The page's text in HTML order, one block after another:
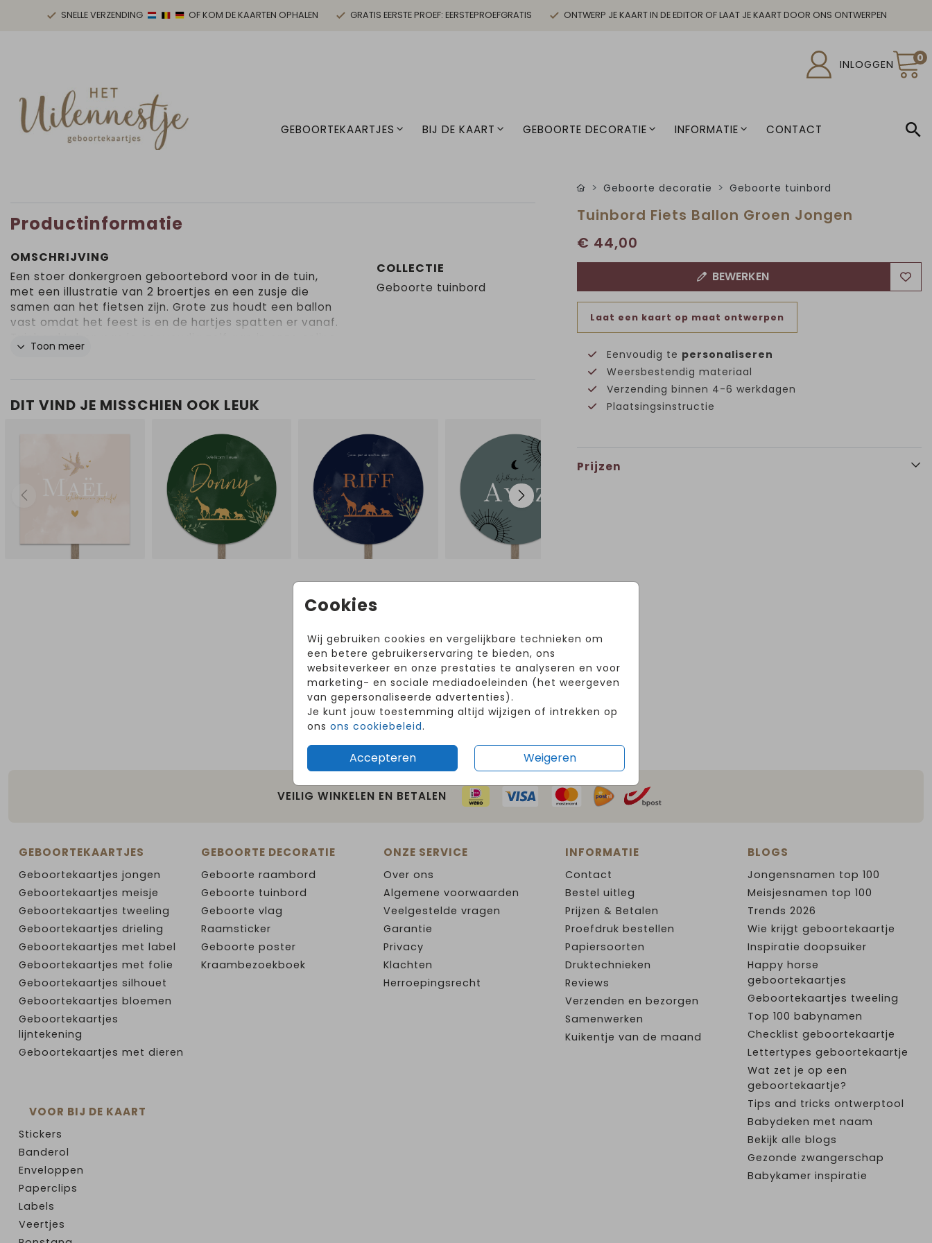
SNELLE VERZENDING OF KOM DE KAARTEN OPHALEN GRATIS EERSTE PROEF: EERSTEPROEFGRATIS ONTWERP JE KAART IN DE EDITOR OF LAAT JE KAART DOOR ONS ONTWERPEN
INLOGGEN 0
GEBOORTEKAARTJES BIJ DE KAART GEBOORTE DECORATIE INFORMATIE CONTACT
Cookies
Wij gebruiken cookies en vergelijkbare technieken om
een betere gebruikerservaring te bieden, ons
websiteverkeer en onze prestaties te analyseren en voor
marketing- en sociale mediadoeleinden (het weergeven
van gepersonaliseerde advertenties).
Je kunt jouw toestemming altijd wijzigen of intrekken op
ons ons cookiebeleid.
Accepteren Weigeren
Productinformatie
OMSCHRIJVING
Een stoer donkergroen geboortebord voor in de tuin,
met een illustratie van 2 broertjes en een zusje die
samen aan het fietsen zijn. Grote zus houdt een ballon
vast omdat het feest is en de hartjes spatten er vanaf.
editor. Er wordt géén paal bij het bord geleverd. De
i.v.m. teveel spanning. Gebruik 1 of 2 palen met een
platte kant, géén ronde palen! Zet de palen volledig
je voldoende schroeven gebruikt om het bord vast te
zetten en verdeel de schroeven over de hele
breedte/lengte van het tuinbord. Bij slecht weer
adviseren we om het tuinbord naar binnen te halen om
schade te voorkomen.
Toon meer
COLLECTIE
Geboorte tuinbord
DIT VIND JE MISSCHIEN OOK LEUK
Geboorte decoratie Geboorte tuinbord
Tuinbord Fiets Ballon Groen Jongen
€ 44,00
BEWERKEN
Laat een kaart op maat ontwerpen
Eenvoudig te personaliseren
Weersbestendig materiaal
Verzending binnen 4-6 werkdagen
Plaatsingsinstructie
Prijzen
Volg ons op Instagram!
@hetuilennestjegeboortekaartjes
VEILIG WINKELEN EN BETALEN
GEBOORTEKAARTJES
Geboortekaartjes jongen
Geboortekaartjes meisje
Geboortekaartjes tweeling
Geboortekaartjes drieling
Geboortekaartjes met label
Geboortekaartjes met folie
Geboortekaartjes silhouet
Geboortekaartjes bloemen
Geboortekaartjes
lijntekening
Geboortekaartjes met dieren
VOOR BIJ DE KAART
Stickers
Banderol
Enveloppen
Paperclips
Labels
Veertjes
GEBOORTE DECORATIE
Geboorte raambord
Geboorte tuinbord
Geboorte vlag
Raamsticker
Geboorte poster
Kraambezoekboek
ONZE SERVICE
Over ons
Algemene voorwaarden
Veelgestelde vragen
Garantie
Privacy
Klachten
Herroepingsrecht
INFORMATIE
Contact
Bestel uitleg
Prijzen & Betalen
Proefdruk bestellen
Papiersoorten
Druktechnieken
Reviews
Verzenden en bezorgen
Samenwerken
Kuikentje van de maand
BLOGS
Jongensnamen top 100
Meisjesnamen top 100
Trends 2026
Wie krijgt geboortekaartje
Inspiratie doopsuiker
Happy horse
geboortekaartjes
Geboortekaartjes tweeling
Top 100 babynamen
Checklist geboortekaartje
Lettertypes geboortekaartje
Wat zet je op een
geboortekaartje?
Tips and tricks ontwerptool
Babydeken met naam
Bekijk alle blogs
Gezonde zwangerschap
Babykamer inspiratie